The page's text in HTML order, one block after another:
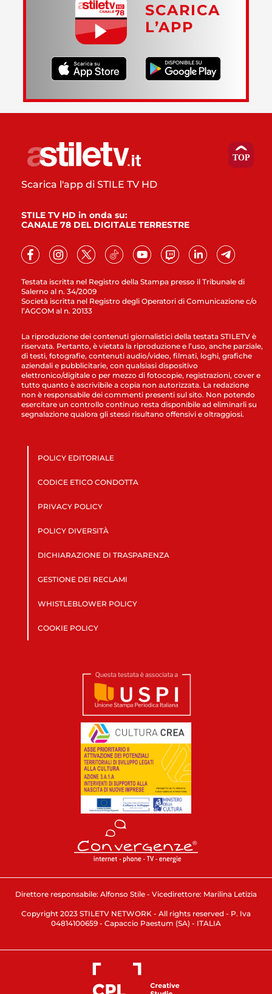
SCARICA
L’APP
Testata iscritta nel Registro della Stampa presso il Tribunale di
Salerno al n. 34/2009
Società iscritta nel Registro degli Operatori di Comunicazione c/o
l’AGCOM al n. 20133
Scarica l'app di STILE TV HD
STILE TV HD in onda su:
CANALE 78 DEL DIGITALE TERRESTRE
La riproduzione dei contenuti giornalistici della testata STILETV è
riservata. Pertanto, è vietata la riproduzione e l’uso, anche parziale,
di testi, fotografie, contenuti audio/video, filmati, loghi, grafiche
aziendali e pubblicitarie, con qualsiasi dispositivo
elettronico/digitale o per mezzo di fotocopie, registrazioni, cover e
tutto quanto è ascrivibile a copia non autorizzata. La redazione
non è responsabile dei commenti presenti sul sito. Non potendo
esercitare un controllo continuo resta disponibile ad eliminarli su
segnalazione qualora gli stessi risultano offensivi e oltraggiosi.
POLICY EDITORIALE
CODICE ETICO CONDOTTA
PRIVACY POLICY
POLICY DIVERSITÀ
DICHIARAZIONE DI TRASPARENZA
GESTIONE DEI RECLAMI
WHISTLEBLOWER POLICY
COOKIE POLICY
Direttore responsabile: Alfonso Stile - Vicedirettore: Marilina Letizia
Copyright 2023 STILETV NETWORK - All rights reserved - P. Iva
04814100659 - Capaccio Paestum (SA) - ITALIA